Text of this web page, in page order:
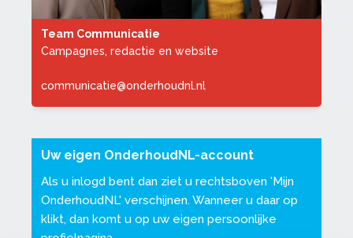
Team Communicatie
Campagnes, redactie en website
communicatie@onderhoudnl.nl
Uw eigen OnderhoudNL-account
Als u inlogd bent dan ziet u rechtsboven 'Mijn
OnderhoudNL' verschijnen. Wanneer u daar op
klikt, dan komt u op uw eigen persoonlijke